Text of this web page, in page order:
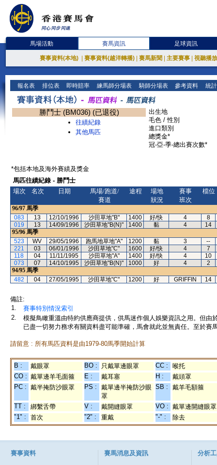
馬場活動 賽馬資訊 足球資訊
賽事資料(本地) 賽事資料(越洋轉播) 賽馬新聞 主要賽事 視聽播
報名表 排位表 即時賠率 練馬師分場表 騎師分場表 參考資料 統
勝鬥士 (BM036) (已退役)
往績紀錄
其他馬匹
出生地
毛色 / 性別
進口類別
總獎金*
冠-亞-季-總出賽次數*
*包括本地及海外賽績及獎金
馬匹往績紀錄 - 勝鬥士
場次
名次 日期
馬場/跑道/
賽道
途程
場地
狀況
賽事
班次
檔位
96/97 馬季
083
13 12/10/1996 沙田草地"B" 1400 好/快 4
8
019
13 14/09/1996 沙田草地"B(N)" 1400 黏 4
14
95/96 馬季
523
WV 29/05/1996 跑馬地草地"A" 1200 黏 3
--
221
03 06/01/1996 沙田草地"C" 1600 好/快 4
7
118
04 11/11/1995 沙田草地"A" 1400 好/快 4
10
073
07 14/10/1995 沙田草地"B(N)" 1000 好 4
2
94/95 馬季
482
04 27/05/1995 沙田草地"C" 1200 好 GRIFFIN 14
備註:
1.
賽事特別情況索引
2.
模擬鳥瞰重溫由特約供應商提供，供馬迷作個人娛樂資訊之用。但
已盡一切努力務求有關資料盡可能準確，馬會就此並無責任。至於賽
請留意 : 所有馬匹資料是由1979-80馬季開始計算
B : 戴眼罩 BO : 只戴單邊眼罩 CC :
喉托
CO : 戴單邊羊毛面箍 E : 戴耳塞 H :
戴頭罩
PC : 戴半掩防沙眼罩 PS :
戴單邊半掩防沙眼
罩
SB : 戴羊毛額箍
TT : 綁繫舌帶 V : 戴開縫眼罩 VO : 戴單邊開縫眼罩
"1" :
首次 "2" : 重戴 "-" : 除去
賽事資料 賽馬消息及資訊 分析